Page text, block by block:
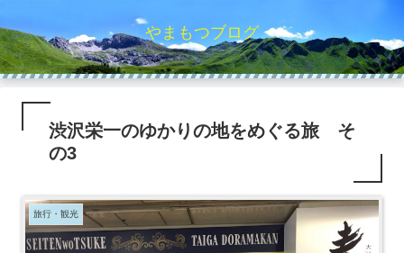
やまもつブログ
渋沢栄一のゆかりの地をめぐる旅 そ
の3
旅行・観光